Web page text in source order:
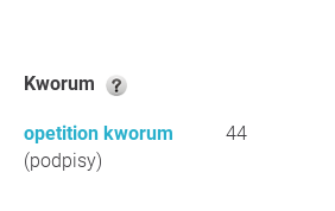
Kworum
opetition kworum
(podpisy)
44